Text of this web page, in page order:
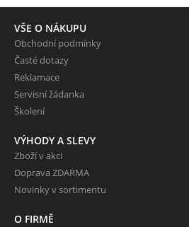
VŠE O NÁKUPU
Obchodní podmínky
Časté dotazy
Reklamace
Servisní žádanka
Školení
VÝHODY A SLEVY
Zboží v akci
Doprava ZDARMA
Novinky v sortimentu
O FIRMĚ